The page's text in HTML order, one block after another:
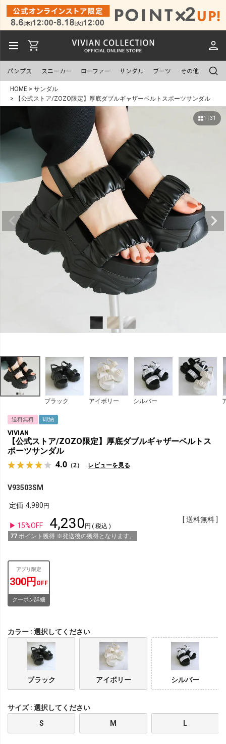
パンプス スニーカー ローファー サンダル ブーツ その他
HOME
サンダル
【公式ストア/ZOZO限定】厚底ダブルギャザーベルトスポーツサンダル
1 | 31
ブラック アイボリー シルバー
送料無料 即納
VIVIAN
【公式ストア/ZOZO限定】厚底ダブルギャザーベルトス
ポーツサンダル
4.0 （2） レビューを見る
V93503SM
定価 4,980
15%OFF 4,230
税込
77 ポイント獲得 ※発送後の獲得となります。
送料無料
アプリ限定
300円 OFF
クーポン詳細
カラー 選択してください
ブラック アイボリー シルバー
サイズ
選択してください
S
M L